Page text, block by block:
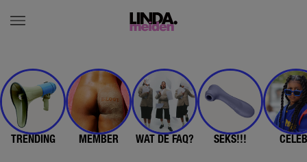
TRENDING MEMBER WAT DE FAQ? SEKS!!!